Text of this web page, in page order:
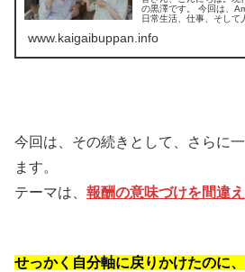
の黒澤です。 今回は、
日常生活、仕事、そして
の軸に戻ることです。 人
www.kaigaibuppan.info
今回は、その続きとして、さらに
ます。
テーマは、 報酬の意味づけを間違
せっかく自分軸に戻りかけたのに